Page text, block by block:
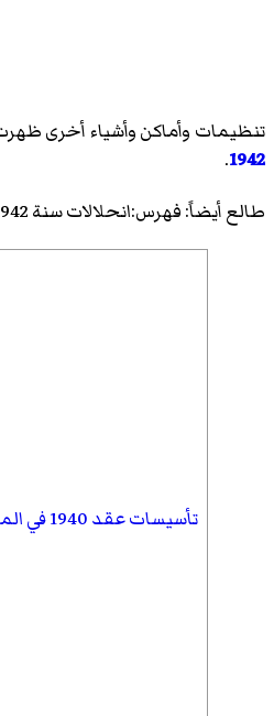
تنظيمات وأماكن وأشياء أخرى
1942
.
طالع أيضاً:فهرس:انحلالات سنة 1942 في المغرب
تأسيسات عقد 1940 في المغرب